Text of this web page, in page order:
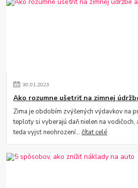
30.01.2023
Ako rozumne ušetriť na zimnej
Zima je obdobím zvýšených výdavkov na
teploty si vyberajú daň nielen na vodičoch,
teda vyjsť neohrození...čítať celé